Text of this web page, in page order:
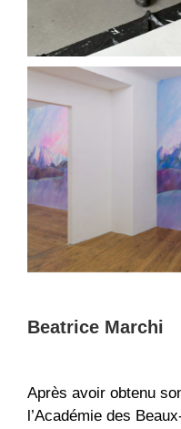
Beatrice Marchi
Après avoir obtenu
l’Académie des